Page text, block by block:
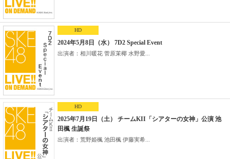
HD
2024年5月8日（水） 7D2 Special Event
出演者：相川暖花 菅原茉椰 水野愛...
HD
2025年7月19日（土） チームKII「シアターの女神」公演 池
田楓 生誕祭
出演者：荒野姫楓 池田楓 伊藤実希...